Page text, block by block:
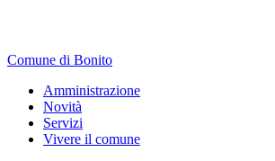
Comune di Bonito
Amministrazione
Novità
Servizi
Vivere il comune